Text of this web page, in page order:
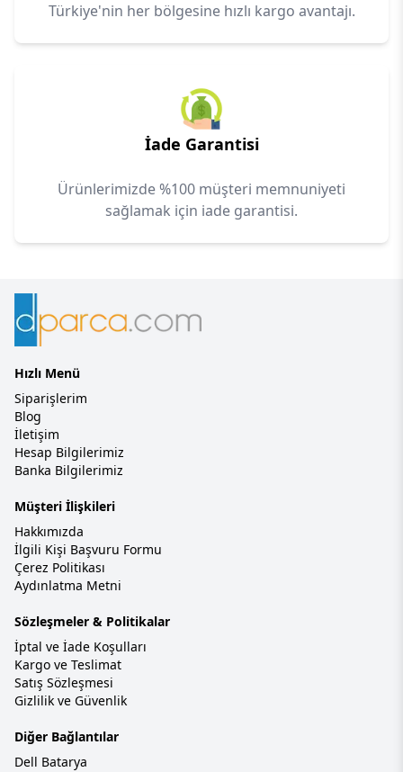
Türkiye'nin her bölgesine hızlı kargo avantajı.
İade Garantisi
Ürünlerimizde %100 müşteri memnuniyeti
sağlamak için iade garantisi.
Hızlı Menü
Siparişlerim
Blog
İletişim
Hesap Bilgilerimiz
Banka Bilgilerimiz
Müşteri İlişkileri
Hakkımızda
İlgili Kişi Başvuru Formu
Çerez Politikası
Aydınlatma Metni
Sözleşmeler & Politikalar
İptal ve İade Koşulları
Kargo ve Teslimat
Satış Sözleşmesi
Gizlilik ve Güvenlik
Diğer Bağlantılar
Dell Batarya